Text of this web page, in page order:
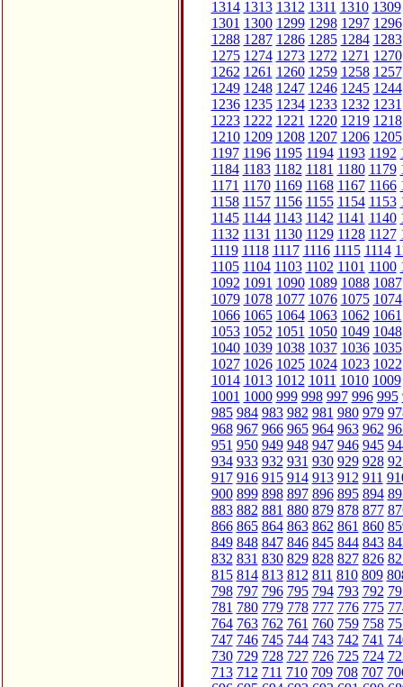
1314 1313 1312 1311 1310 1309
1301 1300 1299 1298 1297 1296
1288 1287 1286 1285 1284 1283
1275 1274 1273 1272 1271 1270
1262 1261 1260 1259 1258 1257
1249 1248 1247 1246 1245 1244
1236 1235 1234 1233 1232 1231
1223 1222 1221 1220 1219 1218
1210 1209 1208 1207 1206 1205
1197 1196 1195 1194 1193 1192
1184 1183 1182 1181 1180 1179
1171 1170 1169 1168 1167 1166
1158 1157 1156 1155 1154 1153
1145 1144 1143 1142 1141 1140
1132 1131 1130 1129 1128 1127
1119 1118 1117 1116 1115 1114
1105 1104 1103 1102 1101 1100
1092 1091 1090 1089 1088 1087
1079 1078 1077 1076 1075 1074
1066 1065 1064 1063 1062 1061
1053 1052 1051 1050 1049 1048
1040 1039 1038 1037 1036 1035
1027 1026 1025 1024 1023 1022
1014 1013 1012 1011 1010 1009
1001 1000 999 998 997 996 995
985 984 983 982 981 980 979
968 967 966 965 964 963 962
951 950 949 948 947 946 945
934 933 932 931 930 929 928
917 916 915 914 913 912 911
900 899 898 897 896 895 894
883 882 881 880 879 878 877
866 865 864 863 862 861 860
849 848 847 846 845 844 843
832 831 830 829 828 827 826
815 814 813 812 811 810 809
798 797 796 795 794 793 792
781 780 779 778 777 776 775
764 763 762 761 760 759 758
747 746 745 744 743 742 741
730 729 728 727 726 725 724
713 712 711 710 709 708 707